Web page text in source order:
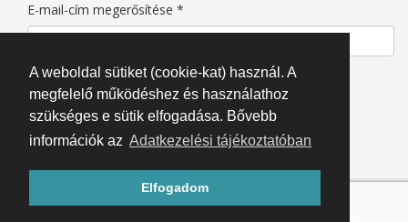
A weboldal sütiket (cookie-kat) használ. A
megfelelő működéshez és használathoz
szükséges e sütik elfogadása. Bővebb
információk az Adatkezelési tájékoztatóban
Elfogadom
E-mail-cím megerősítése *
Ellenőrző kód*
Regisztrálás Mégse